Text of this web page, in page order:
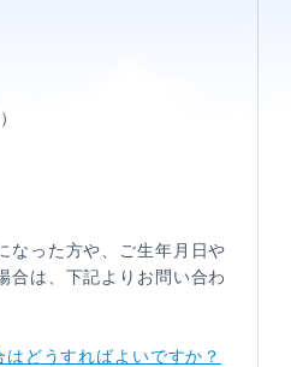
メンバーコンテンツ
なった方や、ご生年月日や
合は、下記よりお問い合わ
どうすればよいですか？